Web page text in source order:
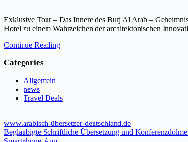
Exklusive Tour – Das Innere des Burj Al Arab –
Hotel zu einem Wahrzeichen der architektonischen
Continue Reading
Categories
Allgemein
news
Travel Deals
www.arabisch-übersetzer-deutschland.de
Beglaubigte Schriftliche Übersetzung und